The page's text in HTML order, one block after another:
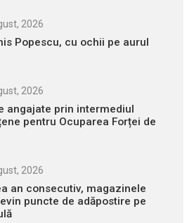
2026
Popescu, cu ochii pe aurul
2026
angajate prin intermediul
pentru Ocuparea Forței de
2026
an consecutiv, magazinele
puncte de adăpostire pe